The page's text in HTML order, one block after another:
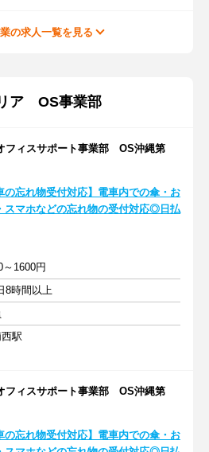
の求人一覧を見る
ア OS事業部
ィスサポート事業部 OS沖縄第
の忘れ物受付対応】電車内での傘・お
スマホなどの忘れ物の受付対応◎日払
1600円
8時間以上
駅
ィスサポート事業部 OS沖縄第
の忘れ物受付対応】電車内での傘・お